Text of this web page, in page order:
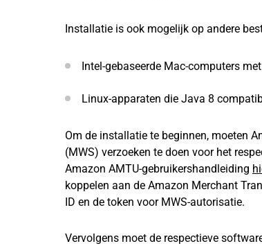
Installatie is ook mogelijk op andere
Intel-gebaseerde Mac-computers
Linux-apparaten die Java 8
Om de installatie te beginnen, moeten
(MWS) verzoeken te doen voor het
Amazon AMTU-gebruikershandleiding
koppelen aan de Amazon Merchant
ID en de token voor MWS-autorisatie.
Vervolgens moet de respectieve